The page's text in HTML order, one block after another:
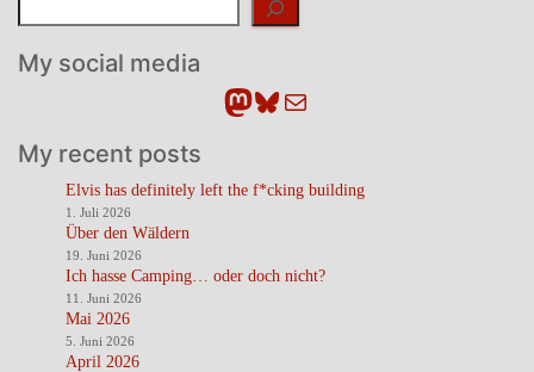
My social media
Mastodon
Bluesky
E-Mail
My recent posts
Elvis has definitely left the f*cking building
1. Juli 2026
Über den Wäldern
19. Juni 2026
Ich hasse Camping… oder doch nicht?
11. Juni 2026
Mai 2026
5. Juni 2026
April 2026